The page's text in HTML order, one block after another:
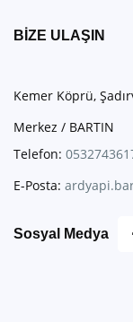
BIZE ULAŞIN
Kemer Köprü,
Merkez / BARTIN
Telefon:
E-Posta:
Sosyal Medya